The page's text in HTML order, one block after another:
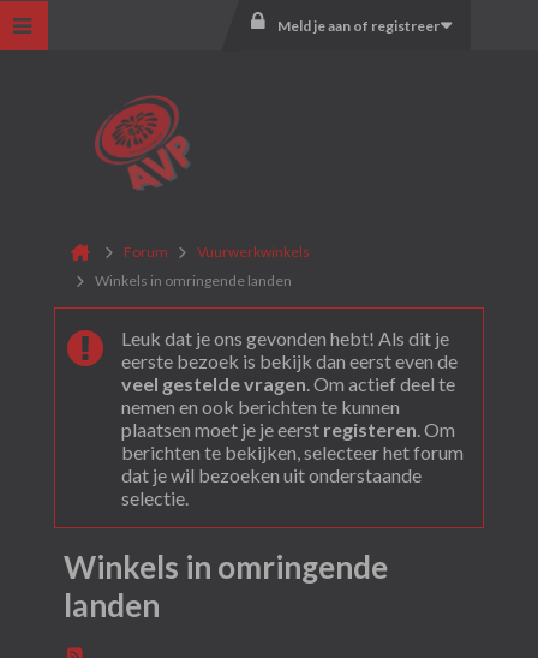
Meld je aan of registreer
Forum
Vuurwerkwinkels
Winkels in omringende landen
Leuk dat je ons gevonden hebt! Als dit je
eerste bezoek is bekijk dan eerst even de
veel gestelde vragen. Om actief deel te
nemen en ook berichten te kunnen
plaatsen moet je je eerst registeren. Om
berichten te bekijken, selecteer het forum
dat je wil bezoeken uit onderstaande
selectie.
Winkels in omringende
landen